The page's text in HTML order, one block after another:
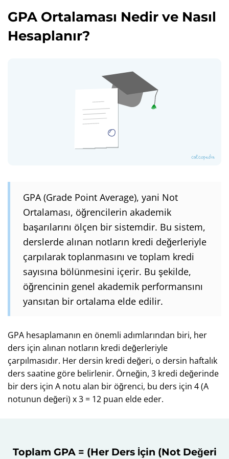
GPA Ortalaması Nedir ve Nasıl
Hesaplanır?
GPA (Grade Point Average), yani Not
Ortalaması, öğrencilerin akademik
başarılarını ölçen bir sistemdir. Bu sistem,
derslerde alınan notların kredi değerleriyle
çarpılarak toplanmasını ve toplam kredi
sayısına bölünmesini içerir. Bu şekilde,
öğrencinin genel akademik performansını
yansıtan bir ortalama elde edilir.
GPA hesaplamanın en önemli adımlarından biri, her
ders için alınan notların kredi değerleriyle
çarpılmasıdır. Her dersin kredi değeri, o dersin haftalık
ders saatine göre belirlenir. Örneğin, 3 kredi değerinde
bir ders için A notu alan bir öğrenci, bu ders için 4 (A
notunun değeri) x 3 = 12 puan elde eder.
Toplam GPA = (Her Ders İçin (Not Değeri